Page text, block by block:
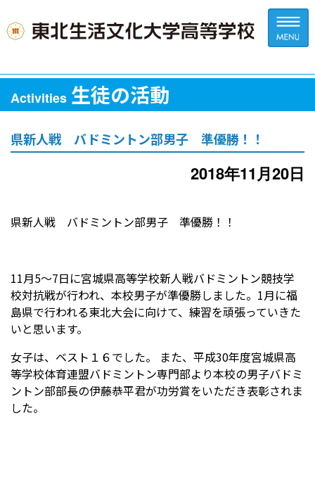
受験生の方へ 中学校の先生方へ
在校生の方へ 保護者の方へ
Activities 生徒の活動
県新人戦 バドミントン部男子 準優勝！！
2018年11月20日
県新人戦 バドミントン部男子 準優勝！！
11月5～7日に宮城県高等学校新人戦バドミントン競技学
校対抗戦が行われ、本校男子が準優勝しました。1月に福
島県で行われる東北大会に向けて、練習を頑張っていきた
いと思います。
女子は、ベスト１６でした。 また、平成30年度宮城県高
等学校体育連盟バドミントン専門部より本校の男子バドミ
ントン部部長の伊藤恭平君が功労賞をいただき表彰されま
した。